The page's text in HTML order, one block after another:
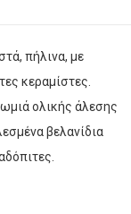
πήλινα, με
κεραμίστες.
ολικής άλεσης
βελανίδια